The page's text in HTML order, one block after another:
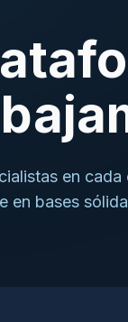
en cada
en bases